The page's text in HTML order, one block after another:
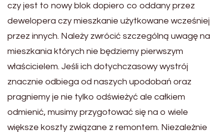
czy jest to nowy blok dopiero co oddany przez
dewelopera czy mieszkanie użytkowane wcześniej
przez innych. Należy zwrócić szczególną uwagę na
mieszkania których nie będziemy pierwszym
właścicielem. Jeśli ich dotychczasowy wystrój
znacznie odbiega od naszych upodobań oraz
pragniemy je nie tylko odświeżyć ale całkiem
odmienić, musimy przygotować się na o wiele
większe koszty związane z remontem. Niezależnie